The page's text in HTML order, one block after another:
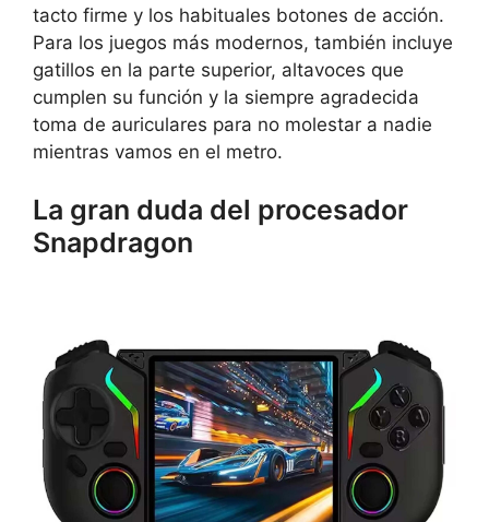
tacto firme y los habituales botones de acción.
Para los juegos más modernos, también incluye
gatillos en la parte superior, altavoces que
cumplen su función y la siempre agradecida
toma de auriculares para no molestar a nadie
mientras vamos en el metro.
La gran duda del procesador
Snapdragon